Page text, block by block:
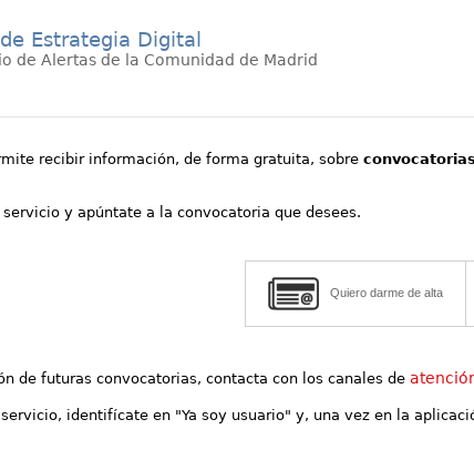
Estrategia Digital
de Alertas de la Comunidad de Madrid
recibir información, de forma gratuita, sobre
y apúntate a la convocatoria que desees.
Quiero darme de alta
de futuras convocatorias, contacta con los canales de
identifícate en "Ya soy usuario" y, una vez en la